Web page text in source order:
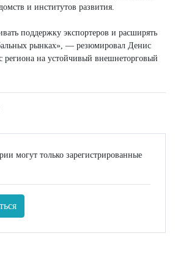
и институтов развития.
поддержку экспортеров и расширять
рынках», — резюмировал Денис
региона на устойчивый внешнеторговый
могут только зарегистрированные